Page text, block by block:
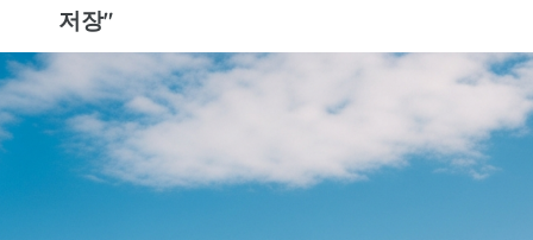
저장"